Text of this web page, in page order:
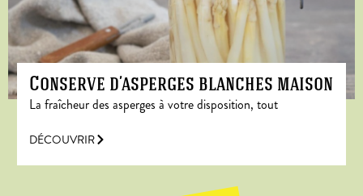
Conserve d’asperges blanches maison
La fraîcheur des asperges à votre disposition, tout
DÉCOUVRIR